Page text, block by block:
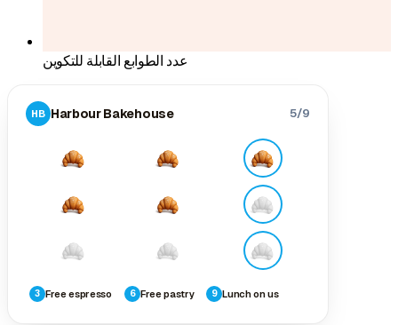
عدد الطوابع القابلة للتكوين
HB Harbour Bakehouse 5/9
3 Free espresso 6 Free pastry 9 Lunch on us